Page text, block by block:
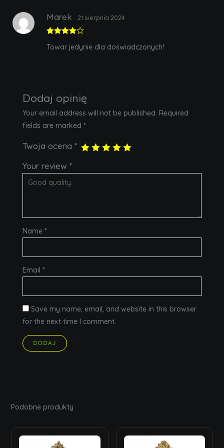
out of 5
Marek 21 sierpnia 2024
Towar jedynie dla doświadczonych!
Dodaj opinię
Your email address will not be published. Required
fields are marked *
Twoja ocena *
Your review *
Name *
Email *
Save my name, email, and website in this browser
for the next time I comment.
Podobne produkty
Price
range:
Price
range: